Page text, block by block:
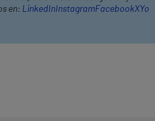
en: LinkedInInstagramFacebookXYo